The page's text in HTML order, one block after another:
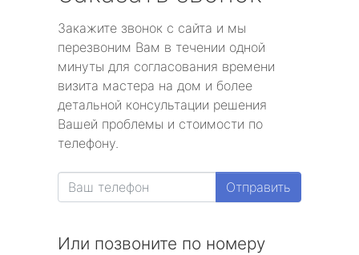
Закажите звонок с сайта и мы
перезвоним Вам в течении одной
минуты для согласования времени
визита мастера на дом и более
детальной консультации решения
Вашей проблемы и стоимости по
телефону.
Отправить
Или позвоните по номеру